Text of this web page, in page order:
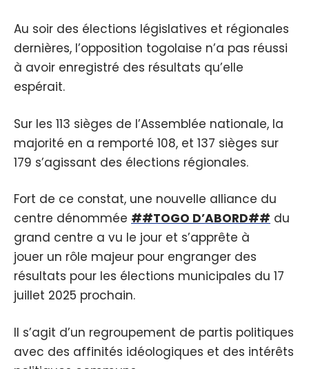
Au soir des élections législatives et régionales
dernières, l’opposition togolaise n’a pas réussi
à avoir enregistré des résultats qu’elle
espérait.
Sur les 113 sièges de l’Assemblée nationale, la
majorité en a remporté 108, et 137 sièges sur
179 s’agissant des élections régionales.
Fort de ce constat, une nouvelle alliance du
centre dénommée ##TOGO D’ABORD## du
grand centre a vu le jour et s’apprête à
jouer un rôle majeur pour engranger des
résultats pour les élections municipales du 17
juillet 2025 prochain.
Il s’agit d’un regroupement de partis politiques
avec des affinités idéologiques et des intérêts